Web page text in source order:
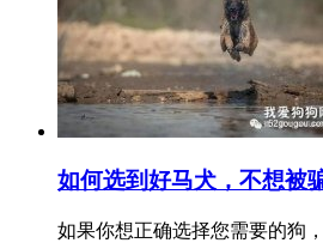
如何选到好马犬，不想被
如果你想正确选择您需要的狗